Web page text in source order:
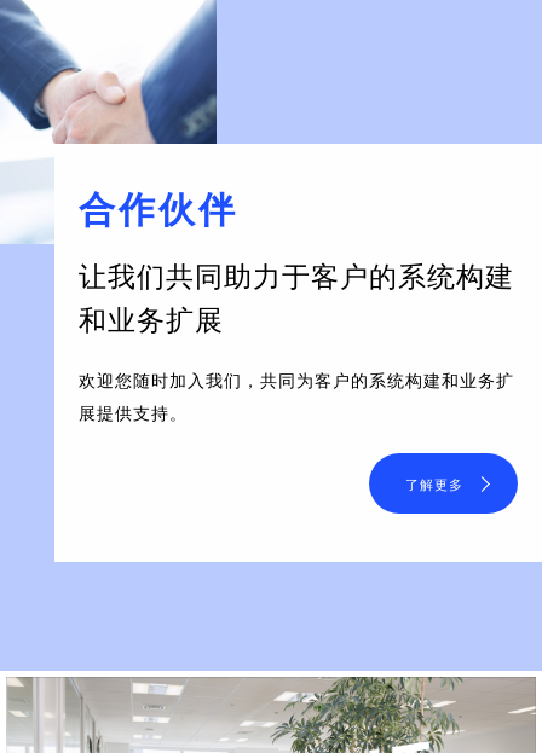
合作伙伴
让我们共同助力于客户的系统构建
和业务扩展
欢迎您随时加入我们，共同为客户的系统构建和业务扩
展提供支持。
了解更多